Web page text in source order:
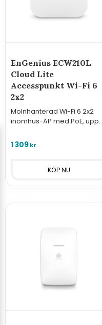
EnGenius ECW210L
Cloud Lite
Accesspunkt Wi-Fi 6
2x2
Molnhanterad Wi-Fi 6 2x2
inomhus-AP med PoE, upp
mesh-stöd
1 309kr